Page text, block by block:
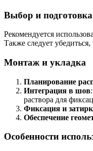
Выбор и подготовка
Рекомендуется
Также следует
Монтаж и укладка
Планирование
Интеграция в шов
раствора для
Фиксация и
Обеспечение
Особенности